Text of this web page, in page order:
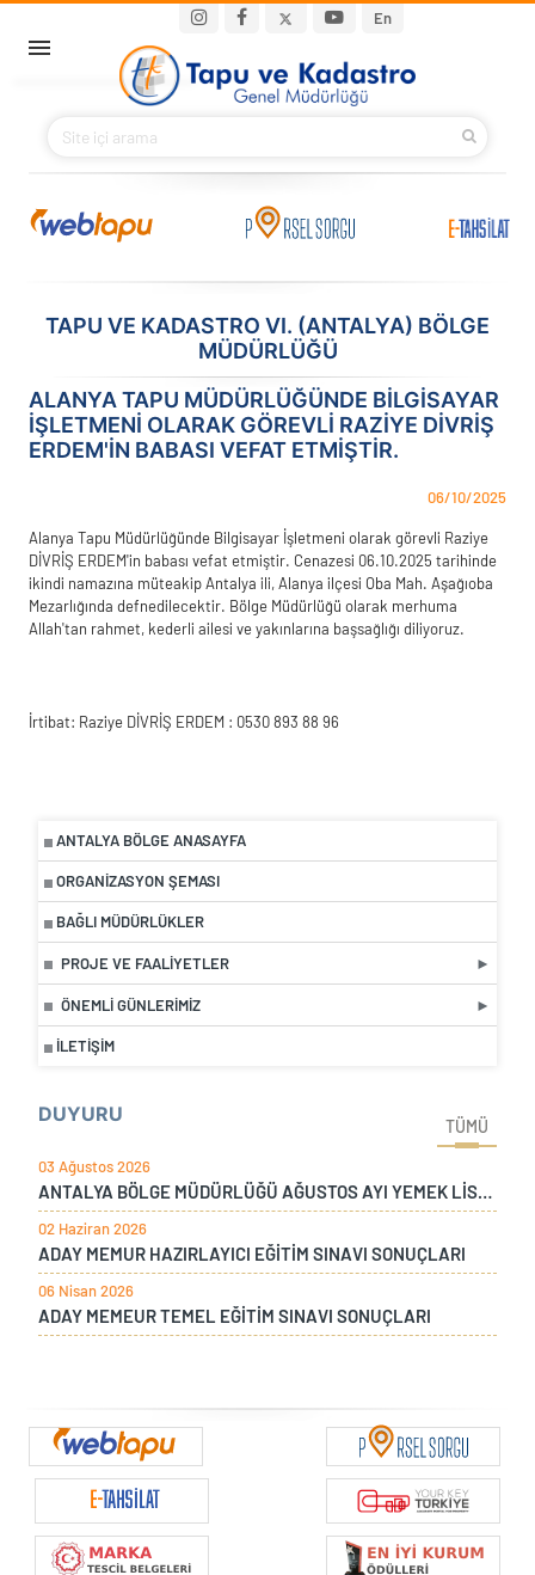
En
Main navigation
BAKANIMIZ
KURUMSAL
İLETIŞIM
TAPU VE KADASTRO VI. (ANTALYA) BÖLGE
MÜDÜRLÜĞÜ
ANTALYA BÖLGE ANASAYFA
ORGANIZASYON ŞEMASI
BAĞLI MÜDÜRLÜKLER
PROJE VE FAALIYETLER
ÖNEMLI GÜNLERIMIZ
İLETIŞIM
DUYURU
TÜMÜ
03 Ağustos 2026
ANTALYA BÖLGE MÜDÜRLÜĞÜ AĞUSTOS AYI YEMEK LİSTESİ
02 Haziran 2026
ADAY MEMUR HAZIRLAYICI EĞİTİM SINAVI SONUÇLARI
06 Nisan 2026
ADAY MEMEUR TEMEL EĞİTİM SINAVI SONUÇLARI
ALANYA TAPU MÜDÜRLÜĞÜNDE BILGISAYAR
İŞLETMENI OLARAK GÖREVLI RAZIYE DİVRİŞ
ERDEM'IN BABASI VEFAT ETMIŞTIR.
06/10/2025
Alanya Tapu Müdürlüğünde Bilgisayar İşletmeni olarak görevli Raziye
DİVRİŞ ERDEM'in babası vefat etmiştir. Cenazesi 06.10.2025 tarihinde
ikindi namazına müteakip Antalya ili, Alanya ilçesi Oba Mah. Aşağıoba
Mezarlığında defnedilecektir. Bölge Müdürlüğü olarak merhuma
Allah'tan rahmet, kederli ailesi ve yakınlarına başsağlığı diliyoruz.
İrtibat: Raziye DİVRİŞ ERDEM : 0530 893 88 96